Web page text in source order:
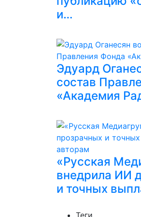
и…
Эдуард
состав
«Академия
«Русская
внедрила ИИ
и точных
Теги